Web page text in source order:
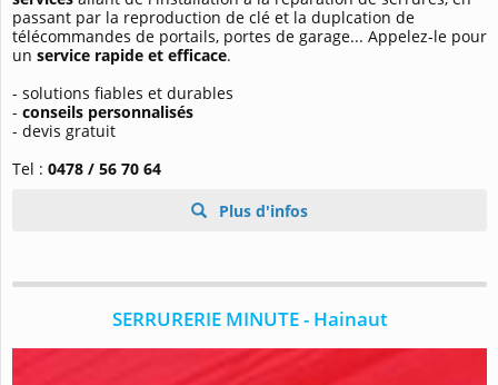
passant par la reproduction de clé et la duplcation de
télécommandes de portails, portes de garage... Appelez-le pour
un service rapide et efficace.
- solutions fiables et durables
- conseils personnalisés
- devis gratuit
Tel : 0478 / 56 70 64
Plus d'infos
SERRURERIE MINUTE - Hainaut